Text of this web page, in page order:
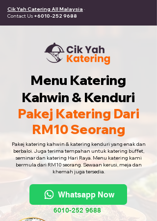
Cik Yah Catering All Malaysia ·
Contact Us +6010-252 9688
Menu Katering
Kahwin & Kenduri
Pakej Katering Dari
RM10 Seorang
Pakej katering kahwin & katering kenduri yang enak dan
berbaloi. Juga terima tempahan untuk katering buffet,
seminar dan katering Hari Raya. Menu katering kami
bermula dari RM10 seorang. Sewaan kerusi, meja dan
khemah juga tersedia.
Whatsapp Now
6010-252 9688